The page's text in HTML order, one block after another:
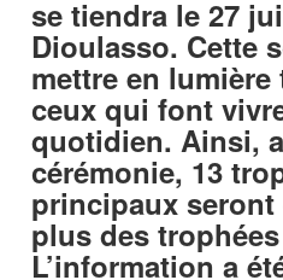
se tiendra le 27
Dioulasso. Cette
mettre en
ceux qui font
quotidien. Ainsi,
cérémonie, 13
principaux seront
plus des
L’information a